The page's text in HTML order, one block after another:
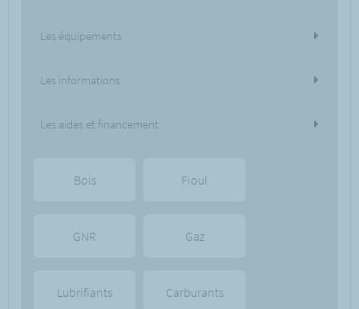
Les équipements
Les informations
Les aides et financement
Bois Fioul
GNR Gaz
Lubrifiants Carburants